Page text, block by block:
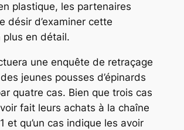
plastique, les partenaires
désir d’examiner cette
plus en détail.
une enquête de retraçage
jeunes pousses d’épinards
quatre cas. Bien que trois cas
fait leurs achats à la chaîne
et qu’un cas indique les avoir